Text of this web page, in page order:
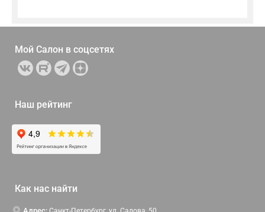
Мой Салон в соцсетях
Наш рейтинг
Как нас найти